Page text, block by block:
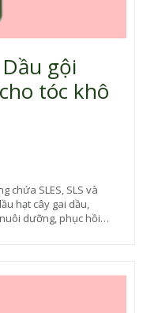
gội
tóc khô
chứa SLES, SLS và
dưỡng, phục hồi
tràn đầy sức sống.